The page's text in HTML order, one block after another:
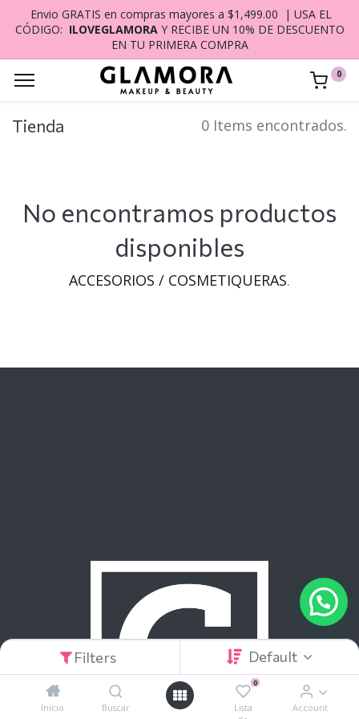
Filters Default
Inicio Buscar
0
Lista
Account
Envio GRATIS en compras mayores a $1,499.00 | USA EL
CÓDIGO: ILOVEGLAMORA Y RECIBE UN 10% DE DESCUENTO
EN TU PRIMERA COMPRA
0
Tienda 0 Items encontrados.
No encontramos productos
disponibles
ACCESORIOS / COSMETIQUERAS.